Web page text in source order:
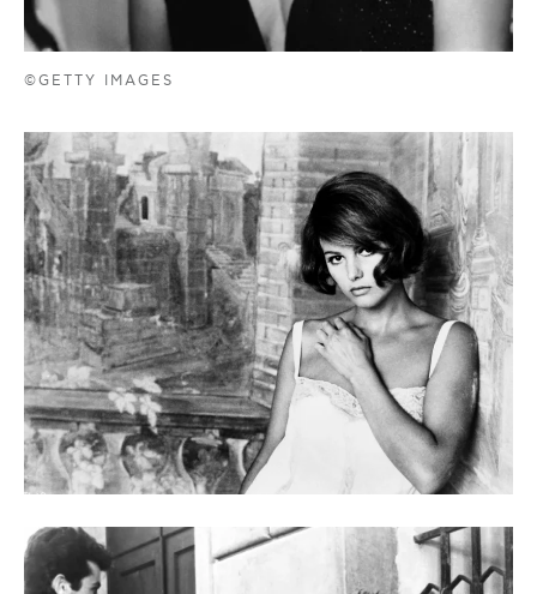
©GETTY IMAGES